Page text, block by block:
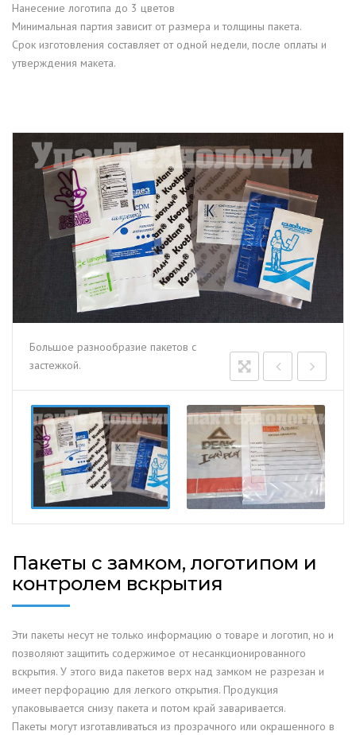
Нанесение логотипа до 3 цветов
Минимальная партия зависит от размера и толщины пакета.
Срок изготовления составляет от одной недели, после оплаты и
утверждения макета.
Большое разнообразие пакетов с
застежкой.
Пакеты с замком, логотипом и
контролем вскрытия
Эти пакеты несут не только информацию о товаре и логотип, но и
позволяют защитить содержимое от несанкционированного
вскрытия. У этого вида пакетов верх над замком не разрезан и
имеет перфорацию для легкого открытия. Продукция
упаковывается снизу пакета и потом край заваривается.
Пакеты могут изготавливаться из прозрачного или окрашенного в